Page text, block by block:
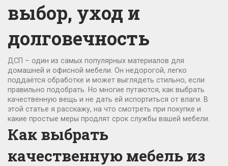
выбор, уход и
долговечность
ДСП – один из самых популярных материалов для
домашней и офисной мебели. Он недорогой, легко
поддаётся обработке и может выглядеть стильно, если
правильно подобрать. Но многие путаются, как выбрать
качественную вещь и не дать ей испортиться от влаги. В
этой статье я расскажу, на что смотреть при покупке и
какие простые меры продлят срок службы вашей мебели.
Как выбрать
качественную мебель из